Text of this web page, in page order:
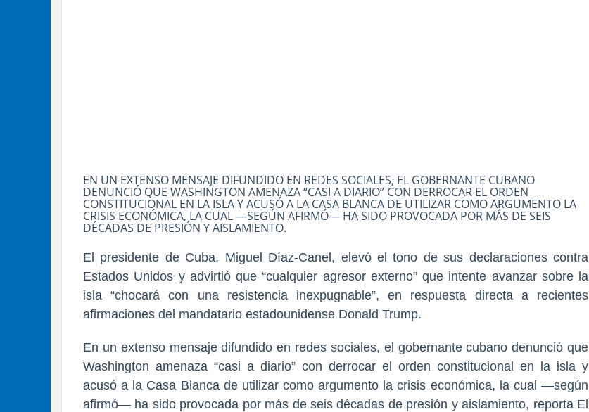
EN UN EXTENSO MENSAJE DIFUNDIDO EN REDES SOCIALES, EL GOBERNANTE CUBANO
DENUNCIÓ QUE WASHINGTON AMENAZA “CASI A DIARIO” CON DERROCAR EL ORDEN
CONSTITUCIONAL EN LA ISLA Y ACUSÓ A LA CASA BLANCA DE UTILIZAR COMO ARGUMENTO LA
CRISIS ECONÓMICA, LA CUAL —SEGÚN AFIRMÓ— HA SIDO PROVOCADA POR MÁS DE SEIS
DÉCADAS DE PRESIÓN Y AISLAMIENTO.
El presidente de Cuba, Miguel Díaz-Canel, elevó el tono de sus declaraciones contra
Estados Unidos y advirtió que “cualquier agresor externo” que intente avanzar sobre la
isla “chocará con una resistencia inexpugnable”, en respuesta directa a recientes
afirmaciones del mandatario estadounidense Donald Trump.
En un extenso mensaje difundido en redes sociales, el gobernante cubano denunció que
Washington amenaza “casi a diario” con derrocar el orden constitucional en la isla y
acusó a la Casa Blanca de utilizar como argumento la crisis económica, la cual —según
afirmó— ha sido provocada por más de seis décadas de presión y aislamiento, reporta El